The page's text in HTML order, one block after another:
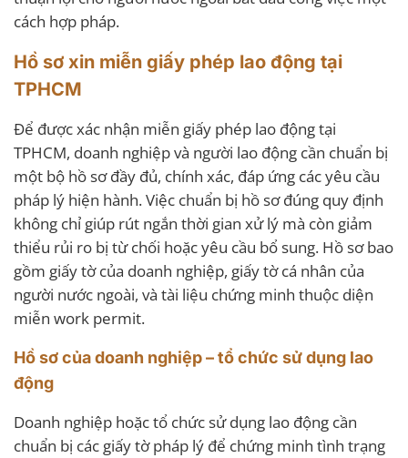
cách hợp pháp.
Hồ sơ xin miễn giấy phép lao động tại
TPHCM
Để được xác nhận miễn giấy phép lao động tại
TPHCM, doanh nghiệp và người lao động cần chuẩn bị
một bộ hồ sơ đầy đủ, chính xác, đáp ứng các yêu cầu
pháp lý hiện hành. Việc chuẩn bị hồ sơ đúng quy định
không chỉ giúp rút ngắn thời gian xử lý mà còn giảm
thiểu rủi ro bị từ chối hoặc yêu cầu bổ sung. Hồ sơ bao
gồm giấy tờ của doanh nghiệp, giấy tờ cá nhân của
người nước ngoài, và tài liệu chứng minh thuộc diện
miễn work permit.
Hồ sơ của doanh nghiệp – tổ chức sử dụng lao
động
Doanh nghiệp hoặc tổ chức sử dụng lao động cần
chuẩn bị các giấy tờ pháp lý để chứng minh tình trạng